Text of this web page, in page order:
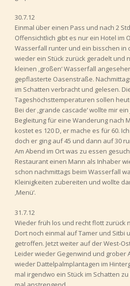
30.7.12
Einmal über einen Pass und nach 2
Offensichtlich gibt es nur ein Hotel im
Wasserfall runter und ein bisschen in
wieder ein Stück zurück geradelt und
kleinen ‚großen‘ Wasserfall
gepflasterte Oasenstraße.
im Schatten verbracht und gelesen.
Tageshöchsttemperaturen sollen
Bei der ‚grande cascade‘ wollte mir
Begleitung für eine Wanderung nach
kostet es 120 D, er mache es für 60.
doch er ging auf 45 und dann auf 30
Am Abend im Ort was zu essen
Restaurant einen Mann als Inhaber
schon nachmittags beim Wasserfall
Kleinigkeiten zubereiten und wollte
‚Menü‘.
31.7.12
Wieder früh los und recht flott zurück
Dort noch einmal auf Tamer und Sitbi
getroffen. Jetzt weiter auf der West-
Leider wieder Gegenwind und grober
wieder Dattelpalmplantagen im
mal irgendwo ein Stück im Schatten